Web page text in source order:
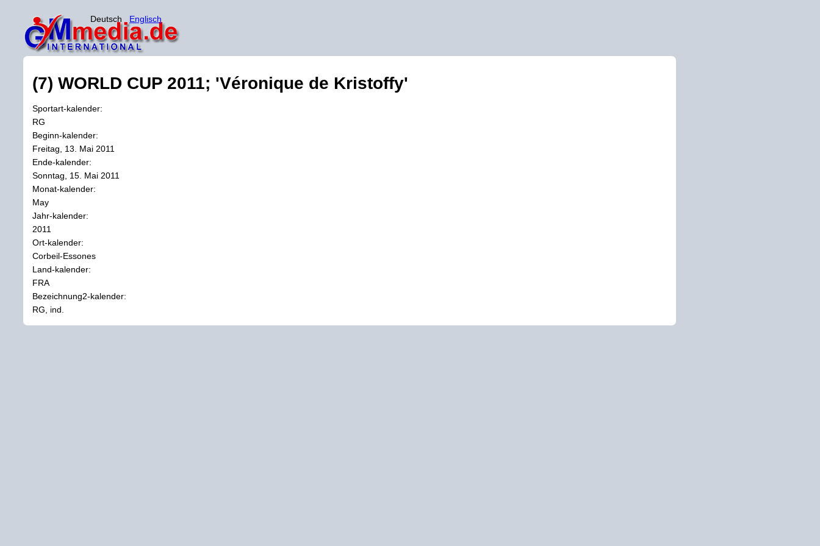
Deutsch Englisch
(7) WORLD CUP 2011; 'Véronique de Kristoffy'
Sportart-kalender:
RG
Beginn-kalender:
Freitag, 13. Mai 2011
Ende-kalender:
Sonntag, 15. Mai 2011
Monat-kalender:
May
Jahr-kalender:
2011
Ort-kalender:
Corbeil-Essones
Land-kalender:
FRA
Bezeichnung2-kalender:
RG, ind.